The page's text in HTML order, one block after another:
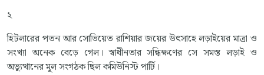
২
হিটলারের পতন আর সোভিয়েত রাশিয়ার জয়ের উৎসাহে লড়াইয়ের মাত্রা ও
সংখ্যা অনেক বেড়ে গেল। স্বাধীনতার সন্ধিক্ষণের সে সমস্ত লড়াই ও
অভ্যুত্থানের মূল সংগঠক ছিল কমিউনিস্ট পার্টি।